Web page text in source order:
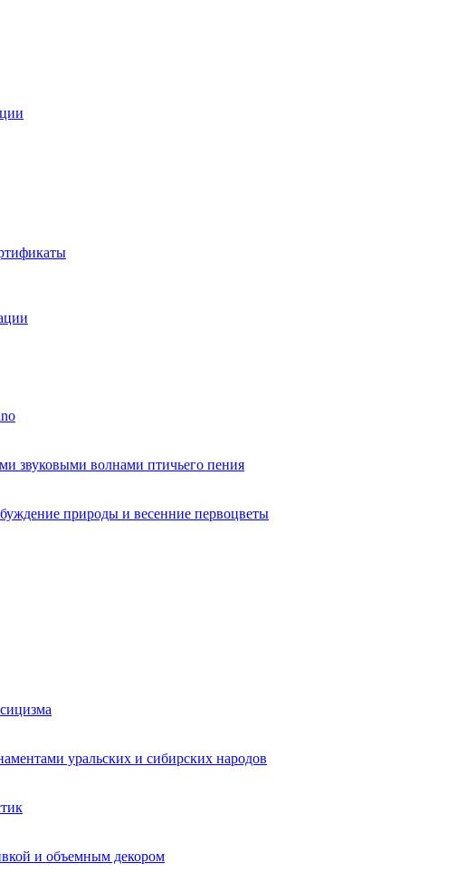
звуковыми волнами птичьего пения
природы и весенние первоцветы
уральских и сибирских народов
и объемным декором